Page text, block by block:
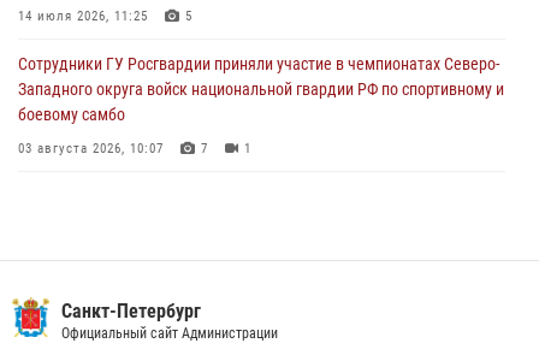
центре города
14 июля 2026, 11:25 5
Сотрудники ГУ Росгвардии приняли участие в чемпионатах Северо-
Западного округа войск национальной гвардии РФ по спортивному и
боевому самбо
03 августа 2026, 10:07 7 1
В Красногвардейском районе росгвардейцы задержали хулигана,
угрожавшего мужчине пневматическим пистолетом
Санкт-Петербург
Официальный сайт Администрации